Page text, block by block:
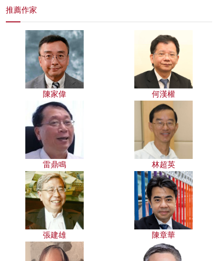
推薦作家
陳家偉 何漢權
雷鼎鳴 林超英
張建雄 陳章華